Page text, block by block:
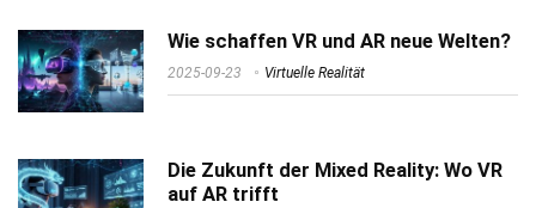
Wie schaffen VR und AR neue Welten?
2025-09-23 Virtuelle Realität
Die Zukunft der Mixed Reality: Wo VR
auf AR trifft